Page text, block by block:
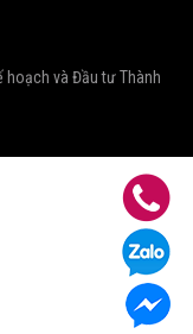
hoạch và Đầu tư Thành